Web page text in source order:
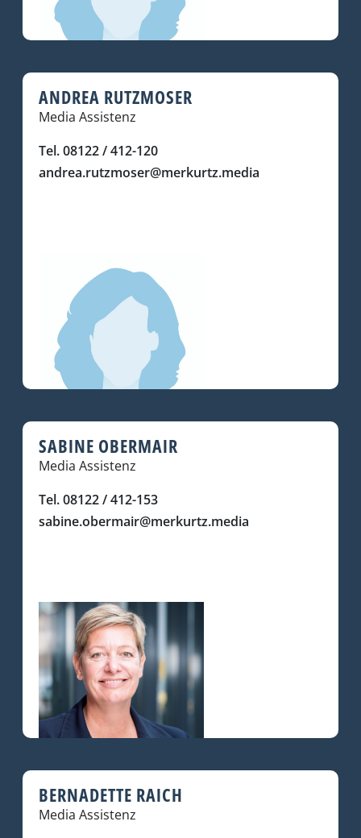
ANDREA RUTZMOSER
Media Assistenz
Tel. 08122 / 412-120
andrea.rutzmoser@merkurtz.media
SABINE OBERMAIR
Media Assistenz
Tel. 08122 / 412-153
sabine.obermair@merkurtz.media
BERNADETTE RAICH
Media Assistenz